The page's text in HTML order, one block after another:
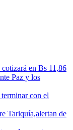
en Bs 11,86
Paz y los
con el
Tariquía,alertan de